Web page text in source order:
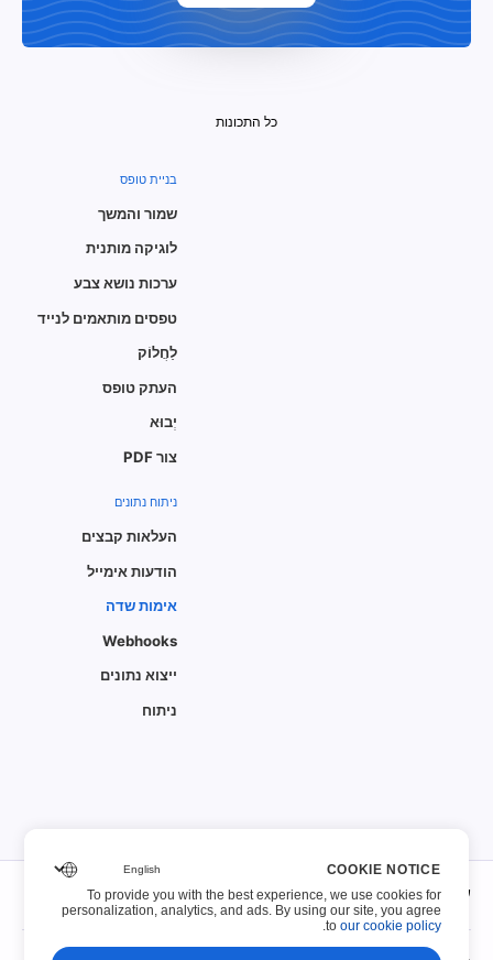
כל התכונות
בניית טופס
שמור והמשך
לוגיקה מותנית
ערכות נושא צבע
טפסים מותאמים לנייד
לַחֲלוֹק
העתק טופס
יְבוּא
צור PDF
ניתוח נתונים
העלאות קבצים
הודעות אימייל
אימות שדה
Webhooks
ייצוא נתונים
ניתוח
על אודות
על אודות
COOKIE NOTICE
To provide you with the best experience, we use cookies for
personalization, analytics, and ads. By using our site, you agree
to our cookie policy
.